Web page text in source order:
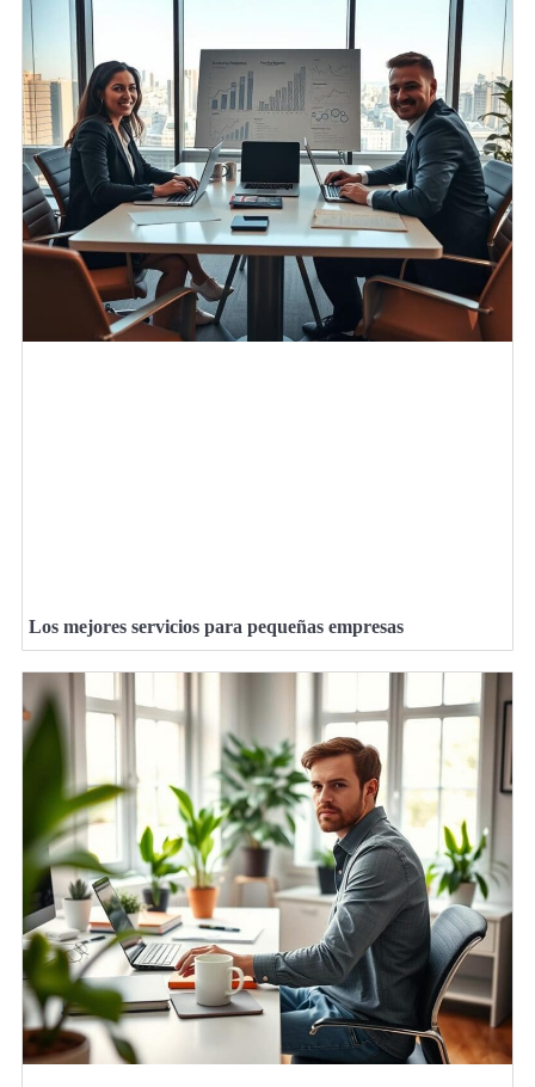
Los mejores servicios para pequeñas empresas